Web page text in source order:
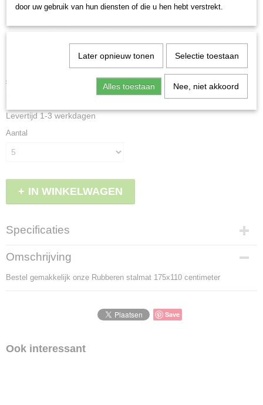
Rubber stalmat 175x110 cm
€ 156,95
€ 784,75
Levertijd 1-3 werkdagen
Aantal
IN WINKELWAGEN
Specificaties
Productcode
LBS - DM175110
EAN code
Omschrijving
Bestel gemakkelijk onze Rubberen stalmat 175x110 centimeter
Save
Ook interessant
door uw gebruik van hun diensten of die u hen hebt verstrekt.
Later opnieuw tonen Selectie toestaan
Alles toestaan Nee, niet akkoord